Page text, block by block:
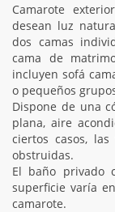
Camarote
desean luz
dos camas
cama de
incluyen sofá
o pequeños
Dispone de una
plana, aire
ciertos casos,
obstruidas.
El baño privado
superficie varía
camarote.